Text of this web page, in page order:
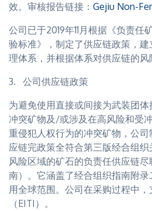
效。审核报告链接： Gejiu Non-
公司已于2019年11月根据《负责任
验标准》，制定了供应链政策，
理体系，并根据体系对供应链的风
3. 公司供应链政策
为避免使用直接或间接为武装团
冲突矿物及/或涉及在高风险和受
重侵犯人权行为的冲突矿物，公
应链完政策全符合第三版经合组
风险区域的矿石的负责任供应链
南）。它涵盖了经合组织指南附
用全球范围。公司在采购过程中
（EITI）。